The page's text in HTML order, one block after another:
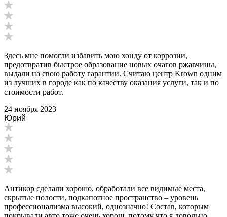
Здесь мне помогли избавить мою хонду от коррозии,
предотвратив быстрое образование новых очагов ржавчины,
выдали на свою работу гарантии. Считаю центр Krown одним
из лучших в городе как по качеству оказания услуги, так и по
стоимости работ.
24 ноября 2023
Юрий
Антикор сделали хорошо, обработали все видимые места,
скрытые полости, подкапотное пространство – уровень
профессионализма высокий, однозначно! Состав, которым